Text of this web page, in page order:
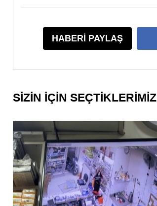
HABERİ PAYLAŞ
SİZİN İÇİN SEÇTİKLERİMİZ